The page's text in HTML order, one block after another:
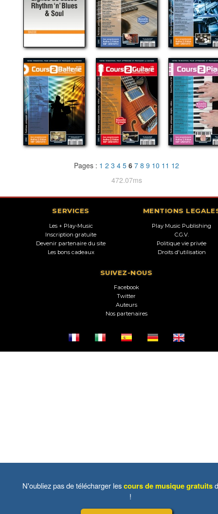
Pages : 1 2 3 4 5 6 7 8 9 10 11 12
472.07ms
SERVICES
Les + Play-Music
Inscription gratuite
Devenir partenaire du site
Les bons cadeaux
MENTIONS
Play Music Publishing
C.G.V.
Politique vie privée
Droits d'utilisation
SUIVEZ-NOUS
Facebook
Twitter
Auteurs
Nos partenaires
N'oubliez pas de télécharger lescours de musique gratuits
!